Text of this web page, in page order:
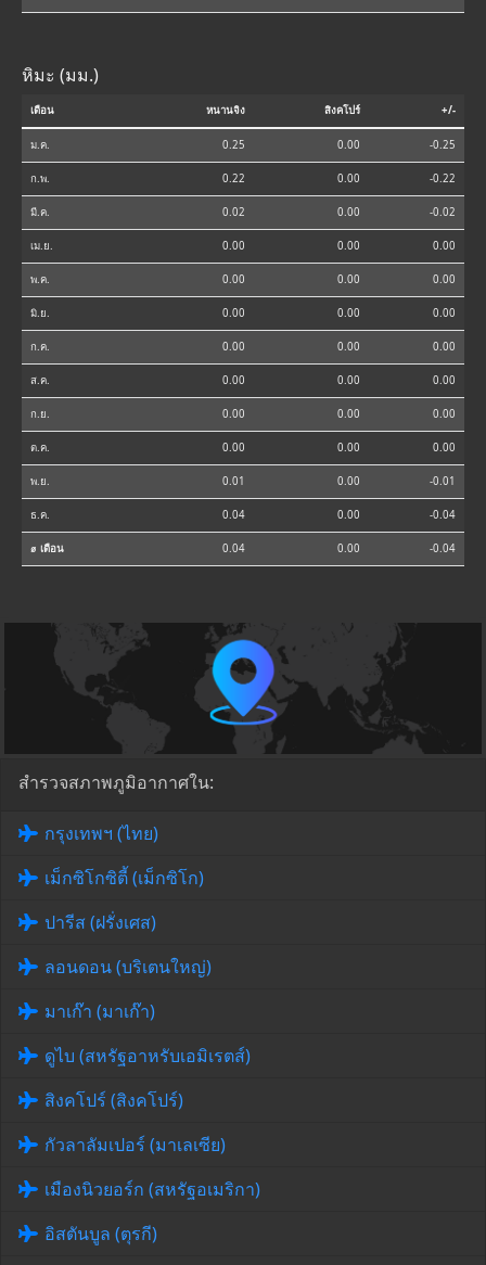
หิมะ (มม.)
เดือน หนานจิง สิงคโปร์ +/-
ม.ค. 0.25 0.00 -0.25
ก.พ. 0.22 0.00 -0.22
มี.ค. 0.02 0.00 -0.02
เม.ย. 0.00 0.00 0.00
พ.ค. 0.00 0.00 0.00
มิ.ย. 0.00 0.00 0.00
ก.ค. 0.00 0.00 0.00
ส.ค. 0.00 0.00 0.00
ก.ย. 0.00 0.00 0.00
ต.ค. 0.00 0.00 0.00
พ.ย. 0.01 0.00 -0.01
ธ.ค. 0.04 0.00 -0.04
⌀ เดือน 0.04 0.00 -0.04
สำรวจสภาพภูมิอากาศใน:
กรุงเทพฯ (ไทย)
เม็กซิโกซิตี้ (เม็กซิโก)
ปารีส (ฝรั่งเศส)
ลอนดอน (บริเตนใหญ่)
มาเก๊า (มาเก๊า)
ดูไบ (สหรัฐอาหรับเอมิเรตส์)
สิงคโปร์ (สิงคโปร์)
กัวลาลัมเปอร์ (มาเลเซีย)
เมืองนิวยอร์ก (สหรัฐอเมริกา)
อิสตันบูล (ตุรกี)